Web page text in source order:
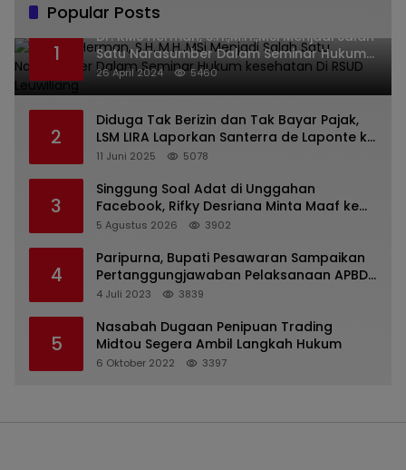
Popular Posts
1
Dr. KMS Herman, S.H.,M.H.,MSi Menjadi Salah
Satu Narasumber Dalam Seminar Hukum
kesehatan Di RSUD Leuwiliang
26 April 2024 5460
2
Diduga Tak Berizin dan Tak Bayar Pajak,
LSM LIRA Laporkan Santerra de Laponte ke
Kejaksaan Kota Batu
11 Juni 2025 5078
3
Singgung Soal Adat di Unggahan
Facebook, Rifky Desriana Minta Maaf ke
PDA dan Bupati Kubar
5 Agustus 2026 3902
4
Paripurna, Bupati Pesawaran Sampaikan
Pertanggungjawaban Pelaksanaan APBD
2022
4 Juli 2023 3839
5
Nasabah Dugaan Penipuan Trading
Midtou Segera Ambil Langkah Hukum
6 Oktober 2022 3397